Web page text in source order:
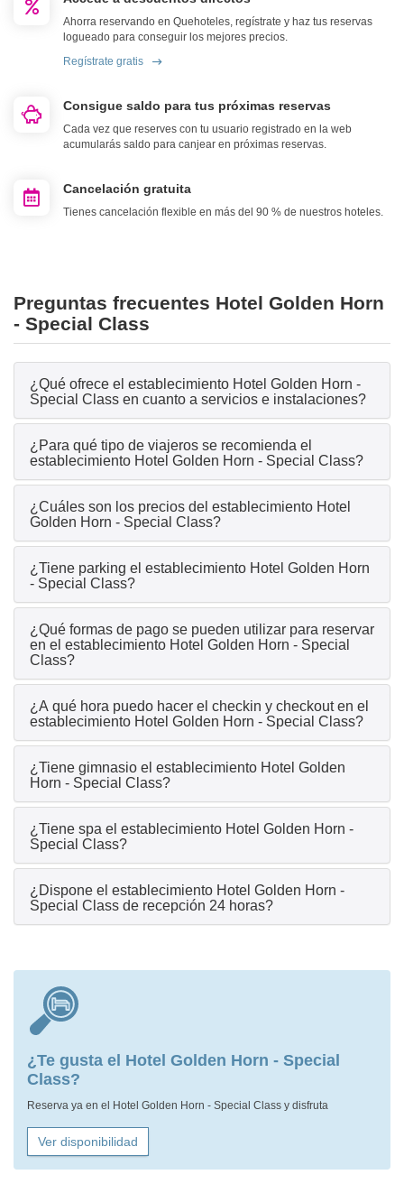
Ahorra reservando en Quehoteles, regístrate y haz tus reservas
logueado para conseguir los mejores precios.
Regístrate gratis
Consigue saldo para tus próximas reservas
Cada vez que reserves con tu usuario registrado en la web
acumularás saldo para canjear en próximas reservas.
Cancelación gratuita
Tienes cancelación flexible en más del 90 % de nuestros hoteles.
Preguntas frecuentes Hotel Golden Horn
- Special Class
¿Qué ofrece el establecimiento Hotel Golden Horn -
Special Class en cuanto a servicios e instalaciones?
¿Para qué tipo de viajeros se recomienda el
establecimiento Hotel Golden Horn - Special Class?
¿Cuáles son los precios del establecimiento Hotel
Golden Horn - Special Class?
¿Tiene parking el establecimiento Hotel Golden Horn
- Special Class?
¿Qué formas de pago se pueden utilizar para reservar
en el establecimiento Hotel Golden Horn - Special
Class?
¿A qué hora puedo hacer el checkin y checkout en el
establecimiento Hotel Golden Horn - Special Class?
¿Tiene gimnasio el establecimiento Hotel Golden
Horn - Special Class?
¿Tiene spa el establecimiento Hotel Golden Horn -
Special Class?
¿Dispone el establecimiento Hotel Golden Horn -
Special Class de recepción 24 horas?
¿Te gusta el Hotel Golden Horn - Special
Class?
Reserva ya en el Hotel Golden Horn - Special Class y disfruta
Ver disponibilidad